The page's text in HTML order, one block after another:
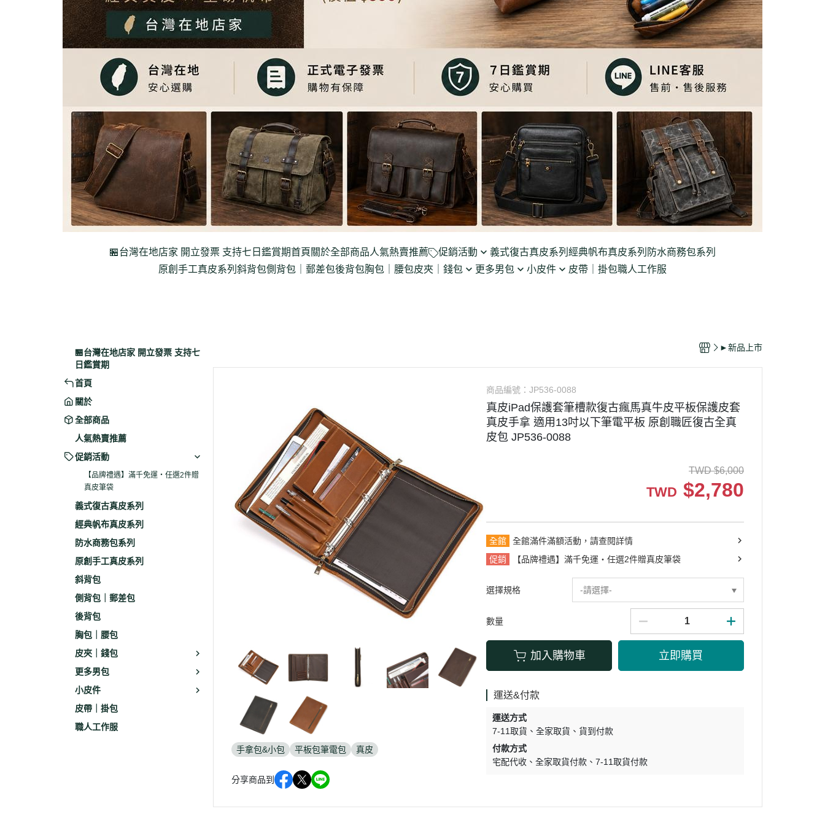
🏪台灣在地店家 開立發票 支持七日鑑賞期首頁 關於全部商品人氣熱賣推薦 促銷活動 義式復古真皮系列 經典帆布真皮系列 防水商務包系列
原創手工真皮系列 斜背包側背包｜郵差包後背包胸包｜腰包皮夾｜錢包 更多男包
重機掛包｜騎士背包
小皮件
耳機保護套
皮帶｜掛包職人工作服
🏪台灣在地店家 開立發票 支持七
日鑑賞期
首頁
關於
全部商品
人氣熱賣推薦
促銷活動
【品牌禮遇】滿千免運・任選2件贈
真皮筆袋
義式復古真皮系列
經典帆布真皮系列
防水商務包系列
原創手工真皮系列
斜背包
側背包｜郵差包
後背包
胸包｜腰包
皮夾｜錢包
更多男包
小皮件
皮帶｜掛包
職人工作服
►新品上市
手拿包&小包 平板包筆電包 真皮
分享商品到
商品編號：JP536-0088
真皮iPad保護套筆槽款復古瘋馬真牛皮平板保護皮套
真皮手拿 適用13吋以下筆電平板 原創職匠復古全真
皮包 JP536-0088
TWD $6,000
TWD $2,780
全館
全館滿件滿額活動，請查閱詳情
促銷
【品牌禮遇】滿千免運・任選2件贈真皮筆袋
選擇規格 -請選擇-
數量
加入購物車 立即購買
運送&付款
運送方式
7-11取貨
全家取貨
貨到付款
付款方式
宅配代收
全家取貨付款 7-11取貨付款